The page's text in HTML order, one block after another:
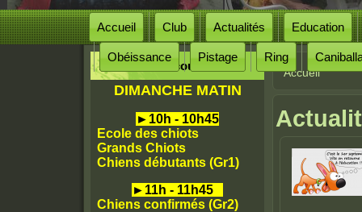
Accueil Club Actualités Education
Obéissance Pistage Ring
Horaires des cours
DIMANCHE MATIN
► 10h - 10h45
Ecole des chiots
Grands Chiots
Chiens débutants (Gr1)
► 11h - 11h45
Chiens confirmés (Gr2)
Vous
Accueil